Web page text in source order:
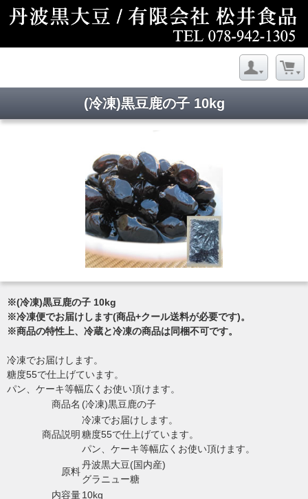
(冷凍)黒豆鹿の子 10kg
※(冷凍)黒豆鹿の子 10kg
※冷凍便でお届けします(商品+クール送料が必要です)。
※商品の特性上、冷蔵と冷凍の商品は同梱不可です。
冷凍でお届けします。
糖度55で仕上げています。
パン、ケーキ等幅広くお使い頂けます。
商品名 (冷凍)黒豆鹿の子
商品説明
冷凍でお届けします。
糖度55で仕上げています。
パン、ケーキ等幅広くお使い頂けます。
原料
丹波黒大豆(国内産)
グラニュー糖
内容量10kg